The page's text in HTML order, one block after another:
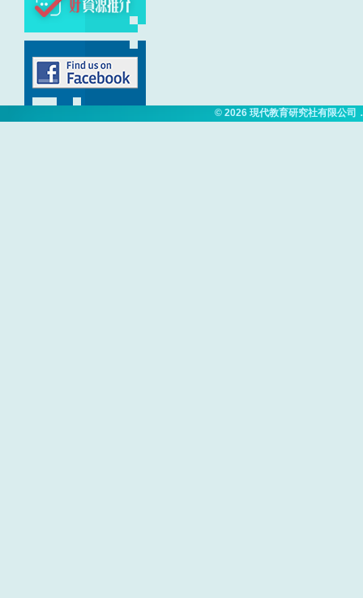
© 2026現代教育研究社有限公司